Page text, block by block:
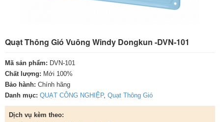
Quạt Thông Gió Vuông Windy Dongkun -DVN-101
Mã sản phẩm: DVN-101
Chất lượng: Mới 100%
Bảo hành: Chính hãng
Danh mục: QUẠT CÔNG NGHIỆP, Quạt Thông Gió
Dịch vụ kèm theo: